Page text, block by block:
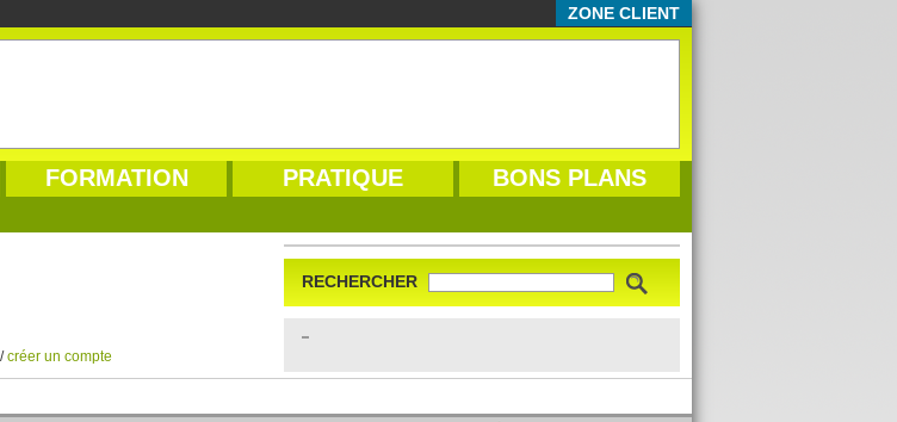
ZONE CLIENT
FORMATION PRATIQUE BONS PLANS
RECHERCHER
/créer un compte